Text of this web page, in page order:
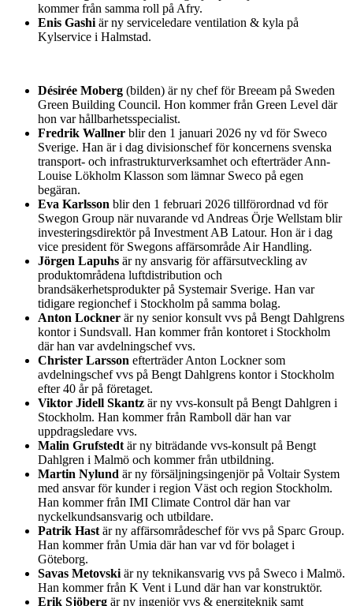
kommer från samma roll på Afry.
Enis Gashi är ny serviceledare ventilation & kyla på
Kylservice i Halmstad.
Désirée Moberg (bilden) är ny chef för Breeam på Sweden
Green Building Council. Hon kommer från Green Level där
hon var hållbarhetsspecialist.
Fredrik Wallner blir den 1 januari 2026 ny vd för Sweco
Sverige. Han är i dag divisionschef för koncernens svenska
transport- och infrastrukturverksamhet och efterträder Ann-
Louise Lökholm Klasson som lämnar Sweco på egen
begäran.
Eva Karlsson blir den 1 februari 2026 tillförordnad vd för
Swegon Group när nuvarande vd Andreas Örje Wellstam blir
investeringsdirektör på Investment AB Latour. Hon är i dag
vice president för Swegons affärsområde Air Handling.
Jörgen Lapuhs är ny ansvarig för affärsutveckling av
produktområdena luftdistribution och
brandsäkerhetsprodukter på Systemair Sverige. Han var
tidigare regionchef i Stockholm på samma bolag.
Anton Lockner är ny senior konsult vvs på Bengt Dahlgrens
kontor i Sundsvall. Han kommer från kontoret i Stockholm
där han var avdelningschef vvs.
Christer Larsson efterträder Anton Lockner som
avdelningschef vvs på Bengt Dahlgrens kontor i Stockholm
efter 40 år på företaget.
Viktor Jidell Skantz är ny vvs-konsult på Bengt Dahlgren i
Stockholm. Han kommer från Ramboll där han var
uppdragsledare vvs.
Malin Grufstedt är ny biträdande vvs-konsult på Bengt
Dahlgren i Malmö och kommer från utbildning.
Martin Nylund är ny försäljningsingenjör på Voltair System
med ansvar för kunder i region Väst och region Stockholm.
Han kommer från IMI Climate Control där han var
nyckelkundsansvarig och utbildare.
Patrik Hast är ny affärsområdeschef för vvs på Sparc Group.
Han kommer från Umia där han var vd för bolaget i
Göteborg.
Savas Metovski är ny teknikansvarig vvs på Sweco i Malmö.
Han kommer från K Vent i Lund där han var konstruktör.
Erik Sjöberg är ny ingenjör vvs & energiteknik samt